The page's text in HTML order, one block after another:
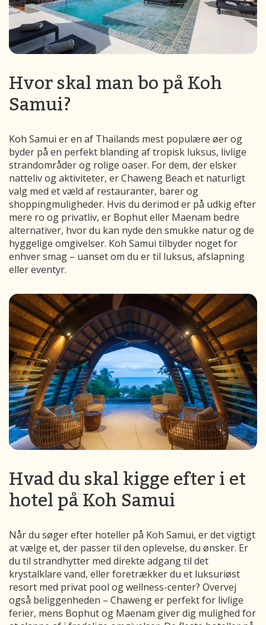
Hvor skal man bo på Koh
Samui?
Koh Samui er en af Thailands mest populære øer og
byder på en perfekt blanding af tropisk luksus, livlige
strandområder og rolige oaser. For dem, der elsker
natteliv og aktiviteter, er Chaweng Beach et naturligt
valg med et væld af restauranter, barer og
shoppingmuligheder. Hvis du derimod er på udkig efter
mere ro og privatliv, er Bophut eller Maenam bedre
alternativer, hvor du kan nyde den smukke natur og de
hyggelige omgivelser. Koh Samui tilbyder noget for
enhver smag – uanset om du er til luksus, afslapning
eller eventyr.
Hvad du skal kigge efter i et
hotel på Koh Samui
Når du søger efter hoteller på Koh Samui, er det vigtigt
at vælge et, der passer til den oplevelse, du ønsker. Er
du til strandhytter med direkte adgang til det
krystalklare vand, eller foretrækker du et luksuriøst
resort med privat pool og wellness-center? Overvej
også beliggenheden – Chaweng er perfekt for livlige
ferier, mens Bophut og Maenam giver dig mulighed for